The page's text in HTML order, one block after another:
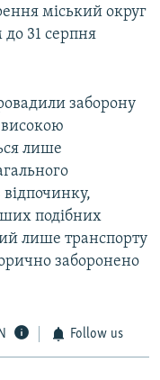
міський округ
31 серпня
заборону
високою
лише
подібних
лише транспорту
заборонено
Follow us